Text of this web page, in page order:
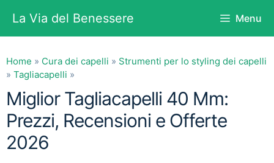
contenuto
La Via del Benessere Menu
Home » Cura dei capelli » Strumenti per lo styling dei capelli
» Tagliacapelli »
Miglior Tagliacapelli 40 Mm:
Prezzi, Recensioni e Offerte
2026